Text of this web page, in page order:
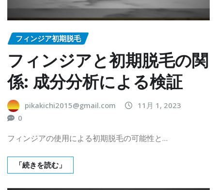
フィンジア初期脱毛
フィンジアと初期脱毛の関
係: 成分分析による検証
pikakichi2015@gmail.com
11月 1, 2023
0
フィンジアの使用による初期脱毛の可能性と…
「続きを読む」